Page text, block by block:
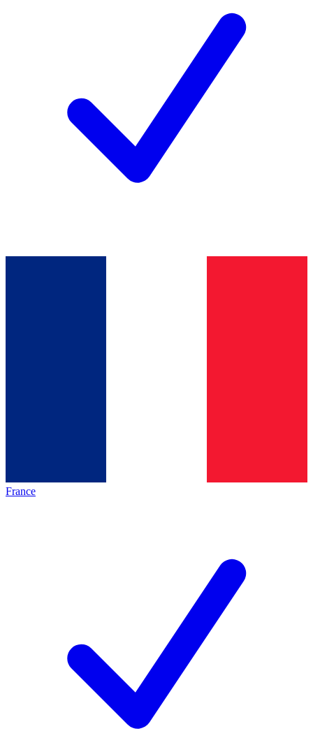
France